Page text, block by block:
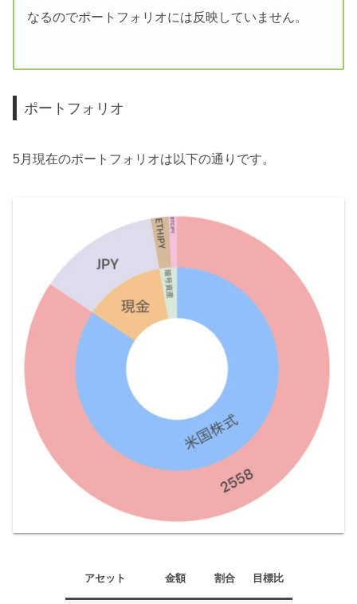
なるのでポートフォリオには反映していません。
ポートフォリオ
5月現在のポートフォリオは以下の通りです。
アセット 金額 割合 目標比